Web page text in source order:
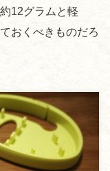
12グラムと軽
おくべきものだろ